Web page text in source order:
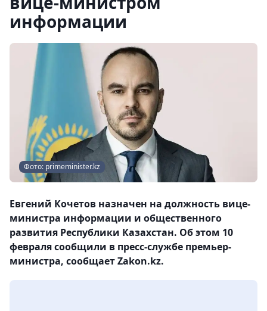
информации
Фото: primeminister.kz
Евгений Кочетов назначен на должность вице-
министра информации и общественного
развития Республики Казахстан. Об этом 10
февраля сообщили в пресс-службе премьер-
министра, сообщает Zakon.kz.